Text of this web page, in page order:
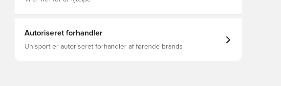
Autoriseret forhandler
Unisport er autoriseret forhandler af førende brands